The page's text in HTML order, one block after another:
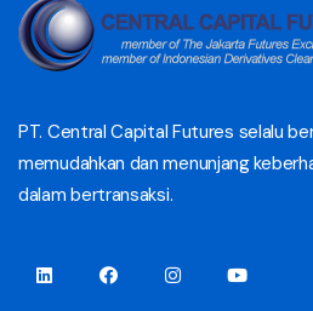
PT. Central Capital Futures selalu
memudahkan dan menunjang
dalam bertransaksi.